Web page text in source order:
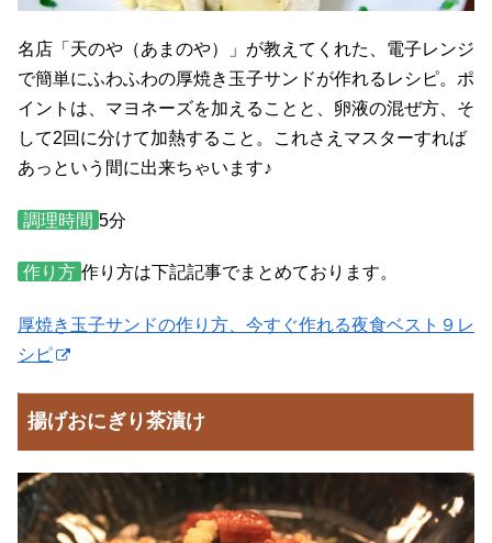
名店「天のや（あまのや）」が教えてくれた、電子レンジ
で簡単にふわふわの厚焼き玉子サンドが作れるレシピ。ポ
イントは、マヨネーズを加えることと、卵液の混ぜ方、そ
して2回に分けて加熱すること。これさえマスターすれば
あっという間に出来ちゃいます♪
調理時間 5分
作り方 作り方は下記記事でまとめております。
厚焼き玉子サンドの作り方、今すぐ作れる夜食ベスト９レ
シピ
揚げおにぎり茶漬け